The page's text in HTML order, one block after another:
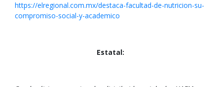
https://elregional.com.mx/destaca-facultad-de-nutricion-su-
compromiso-social-y-academico
Estatal: